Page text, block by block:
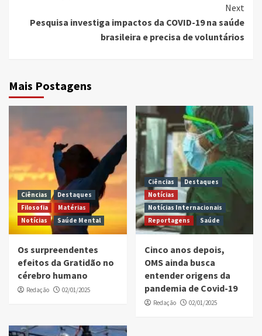
Next
Pesquisa investiga impactos da COVID-19 na saúde
brasileira e precisa de voluntários
Mais Postagens
Ciências
Destaques
Filosofia
Matérias
Notícias
Saúde Mental
Os surpreendentes
efeitos da Gratidão no
cérebro humano
Redação 02/01/2025
Ciências
Destaques
Notícias
Notícias Internacionais
Reportagens
Saúde
Cinco anos depois,
OMS ainda busca
entender origens da
pandemia de Covid-19
Redação 02/01/2025